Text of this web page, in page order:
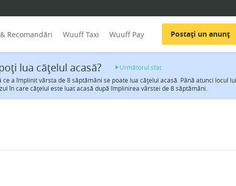
Recomandări Wuuff Taxi Wuuff Pay Postați un anunț
lua căţelul acasă?
Următorul sfat
ce a împlinit vârsta de 8 săptămâni se poate lua căţelul acasă. Până atunci locul
în care căţelul este luat acasă după împlinirea vârstei de 8 săptămâni.